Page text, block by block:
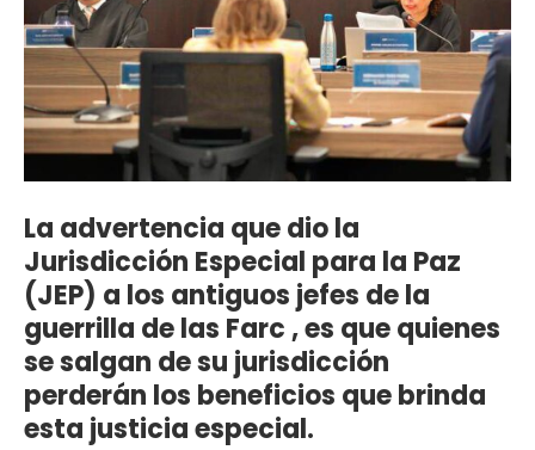
La advertencia que dio la
Jurisdicción Especial para la Paz
(JEP) a los antiguos jefes de la
guerrilla de las Farc , es que quienes
se salgan de su jurisdicción
perderán los beneficios que brinda
esta justicia especial.